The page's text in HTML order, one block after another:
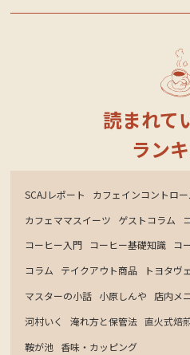
読まれて
ラン
SCAJレポート カフェインコントロー
カフェママスイーツ
ゲストコラム
コーヒー入門 コーヒー基礎知識 コ
コラム
テイクアウト商品
トヨタヴ
マスターの小話 小原しんや 店内メ
河村いく
淹れ方と保管法 直火式焙
鞍が池 香味・カッピング